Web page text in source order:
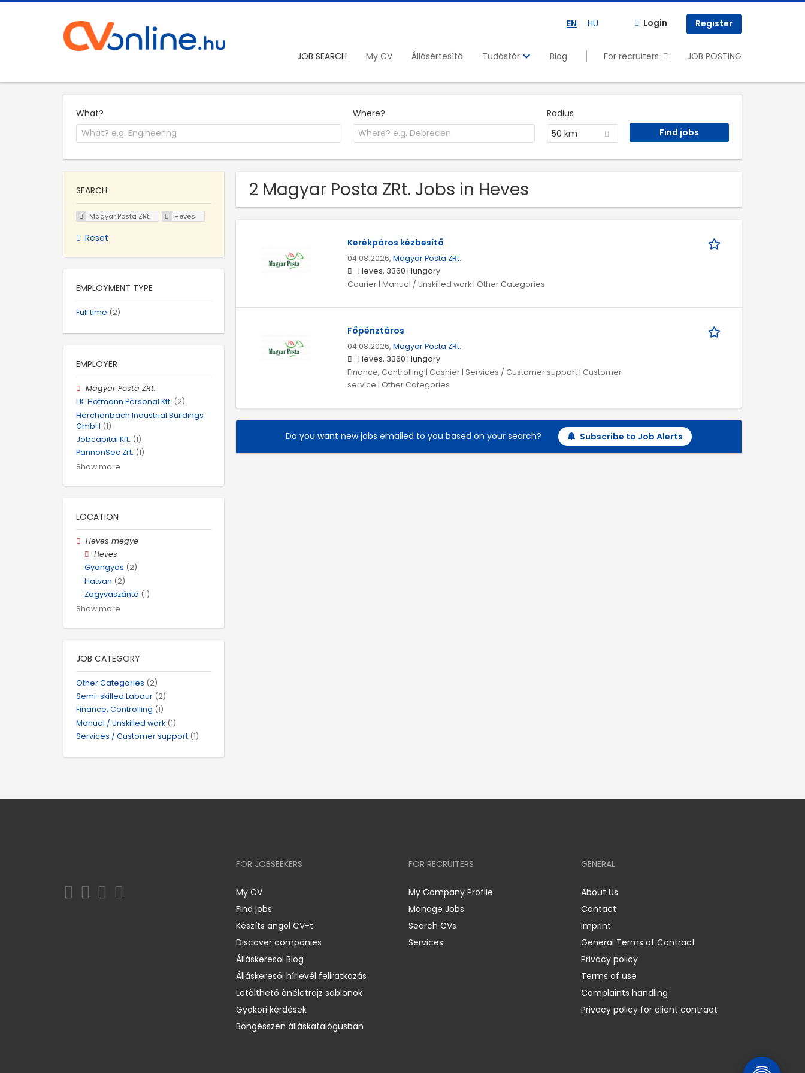
EN HU Login Register
JOB SEARCH My CV Állásértesítő Tudástár Blog For recruiters JOB POSTING
What? Where?
Radius
50 km
2 Magyar Posta ZRt. Jobs in Heves
Kerékpáros kézbesítő
04.08.2026, Magyar Posta ZRt.
Heves, 3360 Hungary
Courier | Manual / Unskilled work | Other Categories
Főpénztáros
04.08.2026, Magyar Posta ZRt.
Heves, 3360 Hungary
Finance, Controlling | Cashier | Services / Customer support | Customer
service | Other Categories
Do you want new jobs emailed to you based on your search? Subscribe to Job Alerts
SEARCH
Magyar Posta ZRt. Heves
Reset
EMPLOYMENT TYPE
Full time (2)
EMPLOYER
Magyar Posta ZRt.
I.K. Hofmann Personal Kft. (2)
Herchenbach Industrial Buildings
GmbH (1)
Jobcapital Kft. (1)
PannonSec Zrt. (1)
Show more
LOCATION
Heves megye
Heves
Gyöngyös (2)
Hatvan (2)
Zagyvaszántó (1)
Show more
JOB CATEGORY
Other Categories (2)
Semi-skilled Labour (2)
Finance, Controlling (1)
Manual / Unskilled work (1)
Services / Customer support (1)
FOR JOBSEEKERS
My CV
Find jobs
Készíts angol CV-t
Discover companies
Álláskeresői Blog
Álláskeresői hírlevél feliratkozás
Letölthető önéletrajz sablonok
Gyakori kérdések
Böngésszen álláskatalógusban
FOR RECRUITERS
My Company Profile
Manage Jobs
Search CVs
Services
GENERAL
About Us
Contact
Imprint
General Terms of Contract
Privacy policy
Terms of use
Complaints handling
Privacy policy for client contract